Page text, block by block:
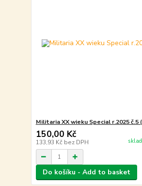
Militaria XX wieku Special r.2025 č.5
150,00 Kč
133,93 Kč bez DPH
Do košíku - Add to basket